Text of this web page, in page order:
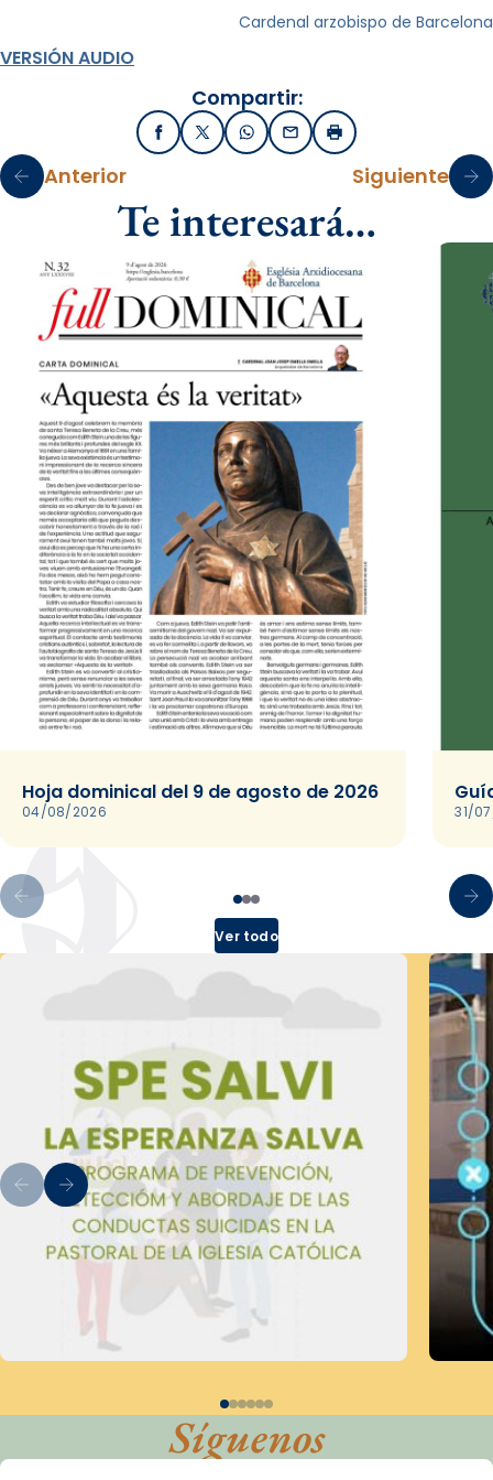
Cardenal arzobispo de Barcelona
VERSIÓN AUDIO
Compartir:
FacebookX / TwitterWhatsApp
EmailImprimir
Anterior Siguiente
Te interesará…
Hoja dominical del 9 de agosto de 2026
04/08/2026 31/
Ver todo
Síguenos